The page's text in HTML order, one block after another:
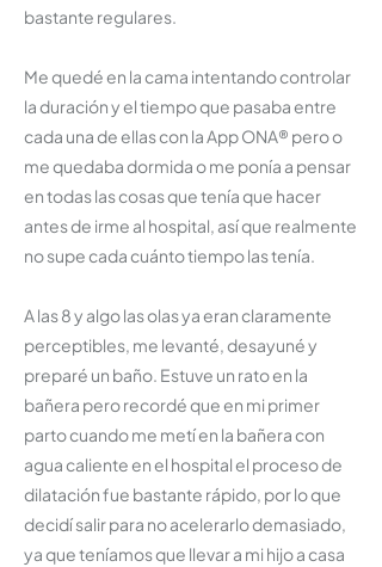
bastante regulares.
Me quedé en la cama intentando controlar
la duración y el tiempo que pasaba entre
cada una de ellas con la App ONA® pero o
me quedaba dormida o me ponía a pensar
en todas las cosas que tenía que hacer
antes de irme al hospital, así que realmente
no supe cada cuánto tiempo las tenía.
A las 8 y algo las olas ya eran claramente
perceptibles, me levanté, desayuné y
preparé un baño. Estuve un rato en la
bañera pero recordé que en mi primer
parto cuando me metí en la bañera con
agua caliente en el hospital el proceso de
dilatación fue bastante rápido, por lo que
decidí salir para no acelerarlo demasiado,
ya que teníamos que llevar a mi hijo a casa